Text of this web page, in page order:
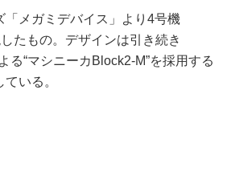
メガミデバイス」より4号機
たもの。デザインは引き続き
“マシニーカBlock2-M”を採用する
いる。